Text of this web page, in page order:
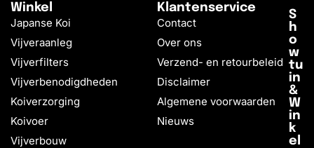
Winkel
Japanse Koi
Vijveraanleg
Vijverfilters
Vijverbenodigdheden
Koiverzorging
Koivoer
Vijverbouw
Klantenservice
Contact
Over ons
Verzend- en retourbeleid
Disclaimer
Algemene voorwaarden
Nieuws
S
h
o
w
tu
in
&
W
in
k
el